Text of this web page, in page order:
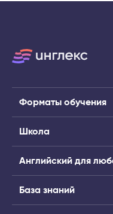
Форматы обучения
Школа
Английский для
База знаний